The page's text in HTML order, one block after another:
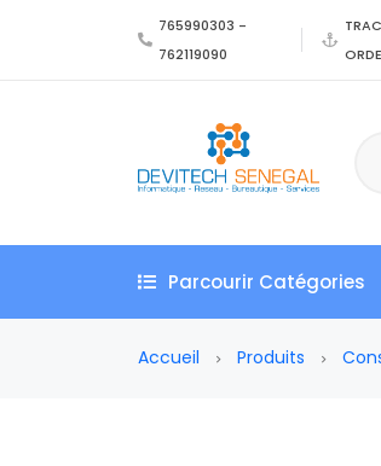
765990303 -
762119090
Parcourir Catégories
Accueil Produits